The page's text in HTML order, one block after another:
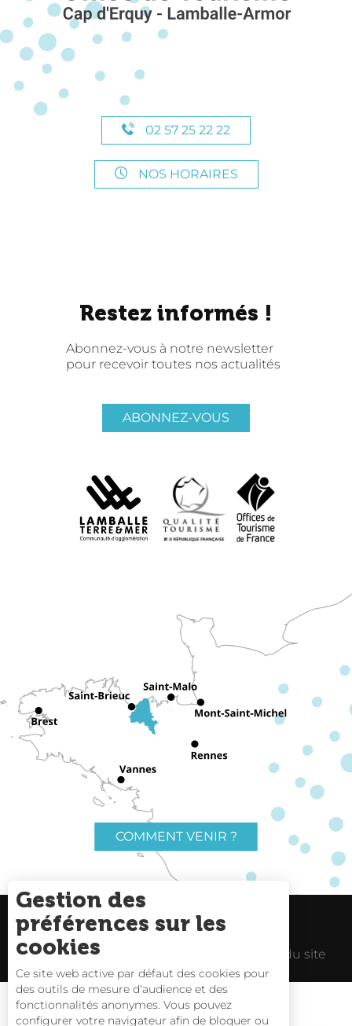
Description
Prestations
02 57 25 22 22
NOS HORAIRES
Restez informés !
Abonnez-vous à notre newsletter
pour recevoir toutes nos actualités
ABONNEZ-VOUS
COMMENT VENIR ?
Charte du voyageur Liens utiles
Espace Pro Plan du site
Gestion des
préférences sur les
cookies
Ce site web active par défaut des cookies pour
des outils de mesure d'audience et des
fonctionnalités anonymes. Vous pouvez
configurer votre navigateur afin de bloquer ou